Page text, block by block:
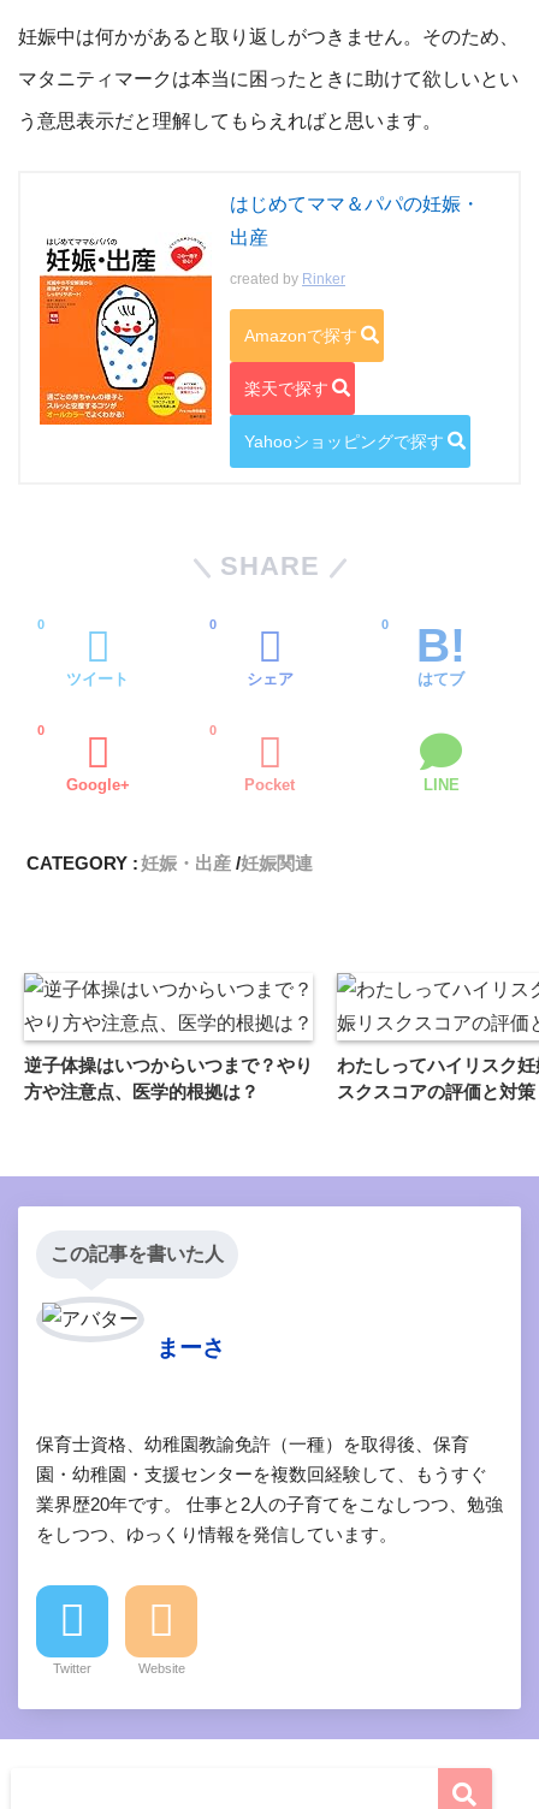
妊娠中は何かがあると取り返しがつきません。そのため、
マタニティマークは本当に困ったときに助けて欲しいとい
う意思表示だと理解してもらえればと思います。
はじめてママ＆パパの妊娠・
出産
created by Rinker
Amazonで探す
楽天で探す
Yahooショッピングで探す
SHARE
ツイート
0
シェア
0
はてブ
0
Google+
0
Pocket
0
LINE
CATEGORY :妊娠・出産 妊娠関連
逆子体操はいつからいつまで？やり
方や注意点、医学的根拠は？
わたしってハイリスク
スクスコアの評価と対策
この記事を書いた人
まーさ
保育士資格、幼稚園教諭免許（一種）を取得後、保育
園・幼稚園・支援センターを複数回経験して、もうすぐ
業界歴20年です。 仕事と2人の子育てをこなしつつ、勉強
をしつつ、ゆっくり情報を発信しています。
Twitter Website